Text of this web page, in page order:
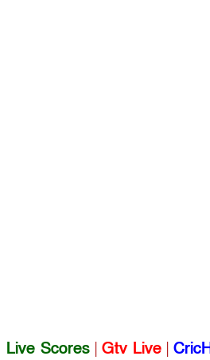
Live Scores | Gtv Live |